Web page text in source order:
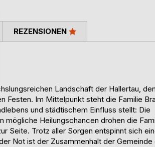
Landschaft der Hallertau, den
Festen. Im Mittelpunkt steht die Familie
und städtischem Einfluss stellt: Die
mögliche Heilungschancen drohen die
Seite. Trotz aller Sorgen entspinnt sich
Not ist der Zusammenhalt der
REZENSIONEN